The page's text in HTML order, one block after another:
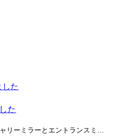
た
リーミラーとエントランスミ…